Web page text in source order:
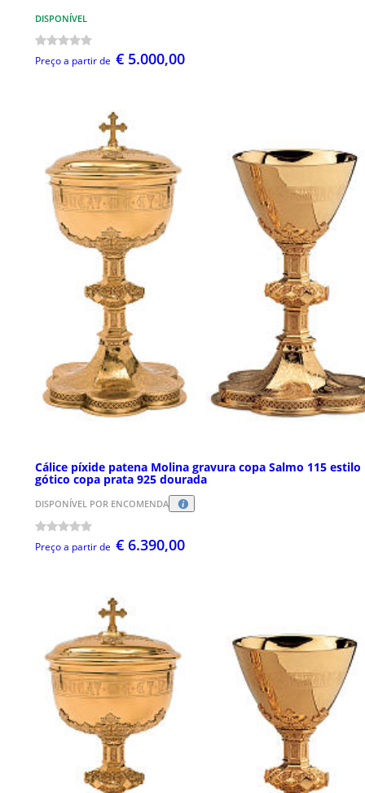
DISPONÍVEL
Preço a partir de € 5.000,00
Cálice píxide patena Molina gravura copa Salmo 115 estilo
gótico copa prata 925 dourada
DISPONÍVEL POR ENCOMENDA
Preço a partir de € 6.390,00